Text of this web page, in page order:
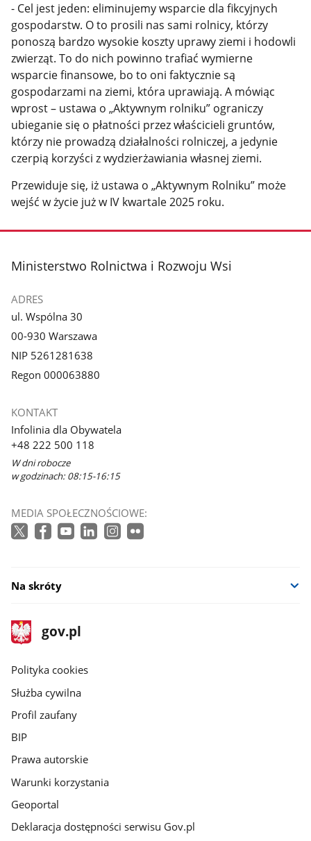
- Cel jest jeden: eliminujemy wsparcie dla fikcyjnych
gospodarstw. O to prosili nas sami rolnicy, którzy
ponoszą bardzo wysokie koszty uprawy ziemi i hodowli
zwierząt. To do nich powinno trafiać wymierne
wsparcie finansowe, bo to oni faktycznie są
gospodarzami na ziemi, która uprawiają. A mówiąc
wprost – ustawa o „Aktywnym rolniku” ograniczy
ubieganie się o płatności przez właścicieli gruntów,
którzy nie prowadzą działalności rolniczej, a jedynie
czerpią korzyści z wydzierżawiania własnej ziemi.
Przewiduje się, iż ustawa o „Aktywnym Rolniku” może
wejść w życie już w IV kwartale 2025 roku.
stopka
Ministerstwo Rolnictwa i Rozwoju Wsi
ADRES
ul. Wspólna 30
00-930 Warszawa
NIP 5261281638
Regon 000063880
KONTAKT
Infolinia dla Obywatela
+48 222 500 118
W dni robocze
w godzinach: 08:15-16:15
MEDIA SPOŁECZNOŚCIOWE:
Na skróty
stopka
gov.pl
Strona
gov.pl
gov.pl
Polityka cookies
Służba cywilna
Profil zaufany
BIP
Prawa autorskie
Warunki korzystania
Geoportal
Deklaracja dostępności serwisu Gov.pl